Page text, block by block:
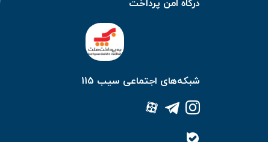
شبکه‌های اجتماعی سیب 115